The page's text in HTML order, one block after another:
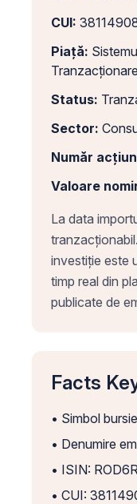
CUI:
Piață:
Status:
Sector:
Număr
Valoare
La data
investiție este
timp real din
publicate de
Facts
• Simbol
• Denumire
• ISIN:
• CUI: